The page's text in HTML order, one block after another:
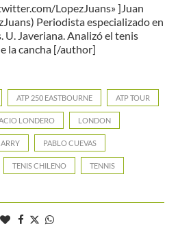
LopezJuans» ]Juan
Periodista especializado en
U. Javeriana. Analizó el tenis
la cancha [/author]
ATP 250 EASTBOURNE ATP TOUR
LONDERO LONDON
PABLO CUEVAS
TENIS CHILENO TENNIS